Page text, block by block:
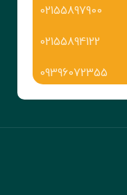
02155897900
02155894122
09396072355